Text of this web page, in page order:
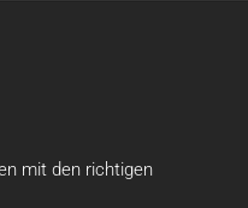
mit den richtigen